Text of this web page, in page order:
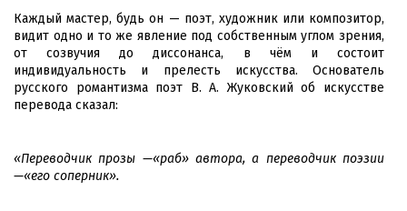
Каждый мастер, будь он — поэт, художник или композитор,
видит одно и то же явление под собственным углом зрения,
от созвучия до диссонанса, в чём и состоит
индивидуальность и прелесть искусства. Основатель
русского романтизма поэт В. А. Жуковский об искусстве
перевода сказал:
«Переводчик прозы —«раб» автора, а переводчик поэзии
—«его соперник».